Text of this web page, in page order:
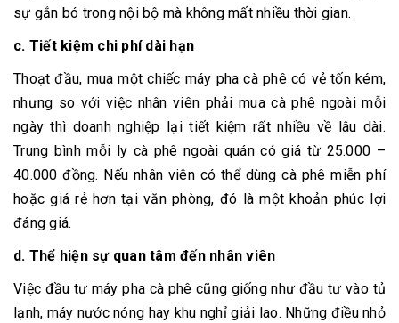
sự gắn bó trong nội bộ mà không mất nhiều thời gian.
c. Tiết kiệm chi phí dài hạn
Thoạt đầu, mua một chiếc máy pha cà phê có vẻ tốn kém,
nhưng so với việc nhân viên phải mua cà phê ngoài mỗi
ngày thì doanh nghiệp lại tiết kiệm rất nhiều về lâu dài.
Trung bình mỗi ly cà phê ngoài quán có giá từ 25.000 –
40.000 đồng. Nếu nhân viên có thể dùng cà phê miễn phí
hoặc giá rẻ hơn tại văn phòng, đó là một khoản phúc lợi
đáng giá.
d. Thể hiện sự quan tâm đến nhân viên
Việc đầu tư máy pha cà phê cũng giống như đầu tư vào tủ
lạnh, máy nước nóng hay khu nghỉ giải lao. Những điều nhỏ